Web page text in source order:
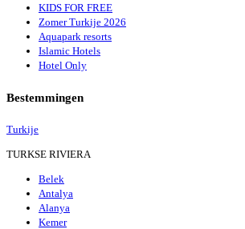
KIDS FOR FREE
Zomer Turkije 2026
Aquapark resorts
Islamic Hotels
Hotel Only
Bestemmingen
Turkije
TURKSE RIVIERA
Belek
Antalya
Alanya
Kemer